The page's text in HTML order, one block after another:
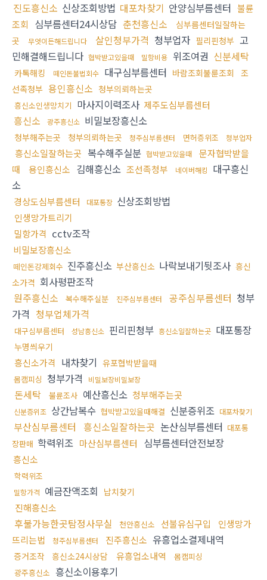
진도흥신소 신상조회방법 대포차찾기 안양심부름센터 불륜
조회
심부름센터24시상담 춘천흥신소
심부름센터일잘하는
곳
무엇이든해드립니다 살인청부가격 청부업자 필리핀청부 고
민해결해드립니다 협박받고있을때 밀항비용 위조여권 신분세탁
카톡해킹 떼인돈불법회수 대구심부름센터 바람조회불륜조회
조
선족청부 용인흥신소 청부의뢰하는곳
흥신소인생망치기 마사지이력조사 제주도심부름센터
흥신소 광주흥신소 비밀보장흥신소
청부해주는곳 청부의뢰하는곳 청주심부름센터 면허증위조 청부업자
흥신소일잘하는곳 복수해주실분 협박받고있을때
문자협박받을
때
용인흥신소 김해흥신소 조선족청부 네이버해킹
대구흥신
소
경상도심부름센터 대포통장 신상조회방법
인생망가트리기
밀항가격 cctv조작
비밀보장흥신소
떼인돈강제회수 진주흥신소 부산흥신소 나락보내기뒷조사 흥신
소가격 회사평판조작
원주흥신소
복수해주실분 진주심부름센터 공주심부름센터 청부
가격 청부업체가격
대구심부름센터 성남흥신소 핀리핀청부 흥신소일잘하는곳 대포통장
누명씌우기
흥신소가격 내차찾기 유포협박받을때
몸캠피싱 청부가격 비밀보장비밀보장
돈세탁 불륜조사 예산흥신소 청부해주는곳
신분증위조 상간남복수 협박받고있을때해결 신분증위조 대포차찾기
부산심부름센터 흥신소일잘하는곳 논산심부름센터 대포통
장판매 학력위조 마산심부름센터 심부름센터안전보장
흥신소
학력위조
밀항가격 예금잔액조회 납치찾기
진해흥신소
후불가능한곳탐정사무실 천안흥신소 선불유심구입
인생망가
뜨리는법
청주심부름센터 진주흥신소 유흥업소결제내역
증거조작 흥신소24시상담 유흥업소내역
몸캠피싱
광주흥신소 흥신소이용후기